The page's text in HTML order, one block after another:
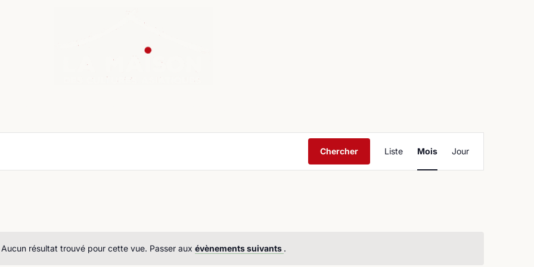
Aucun résultat trouvé pour cette vue. Passer aux évènements suivants .
Chercher
de
Liste Mois Jour